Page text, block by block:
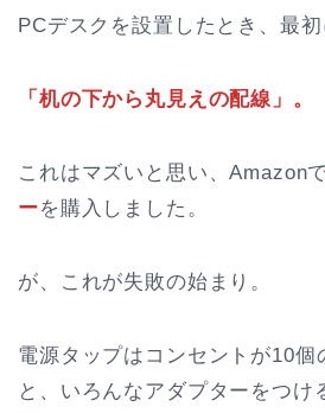
PCデスクを設置したとき、最
「机の下から丸見えの配線」。
これはマズいと思い、Amazon
ーを購入しました。
が、これが失敗の始まり。
電源タップはコンセントが10個
と、いろんなアダプターをつけ